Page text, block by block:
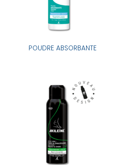
POUDRE ABSORBANTE